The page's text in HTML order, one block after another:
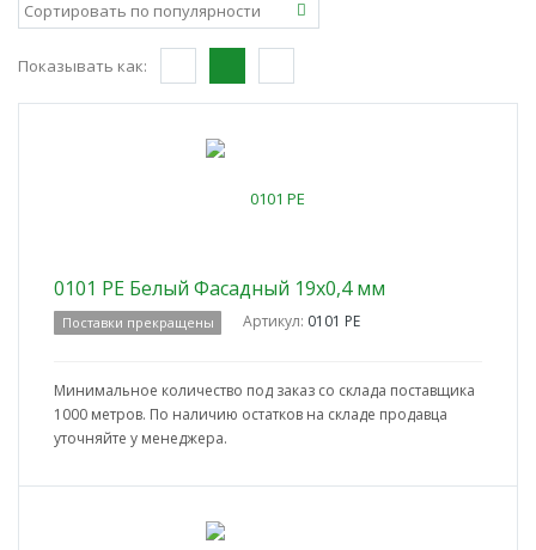
Показывать как:
0101 PE Белый Фасадный 19x0,4 мм
Поставки прекращены Артикул: 0101 PE
Минимальное количество под заказ со склада поставщика
1000 метров. По наличию остатков на складе продавца
уточняйте у менеджера.